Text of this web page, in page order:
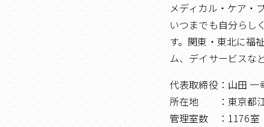
メディカル・ケア・
いつまでも自分らし
す。関東・東北に福
ム、デイサービスな
代表取締役：山田 一
所在地 ：東京都江
管理室数 ：1176室